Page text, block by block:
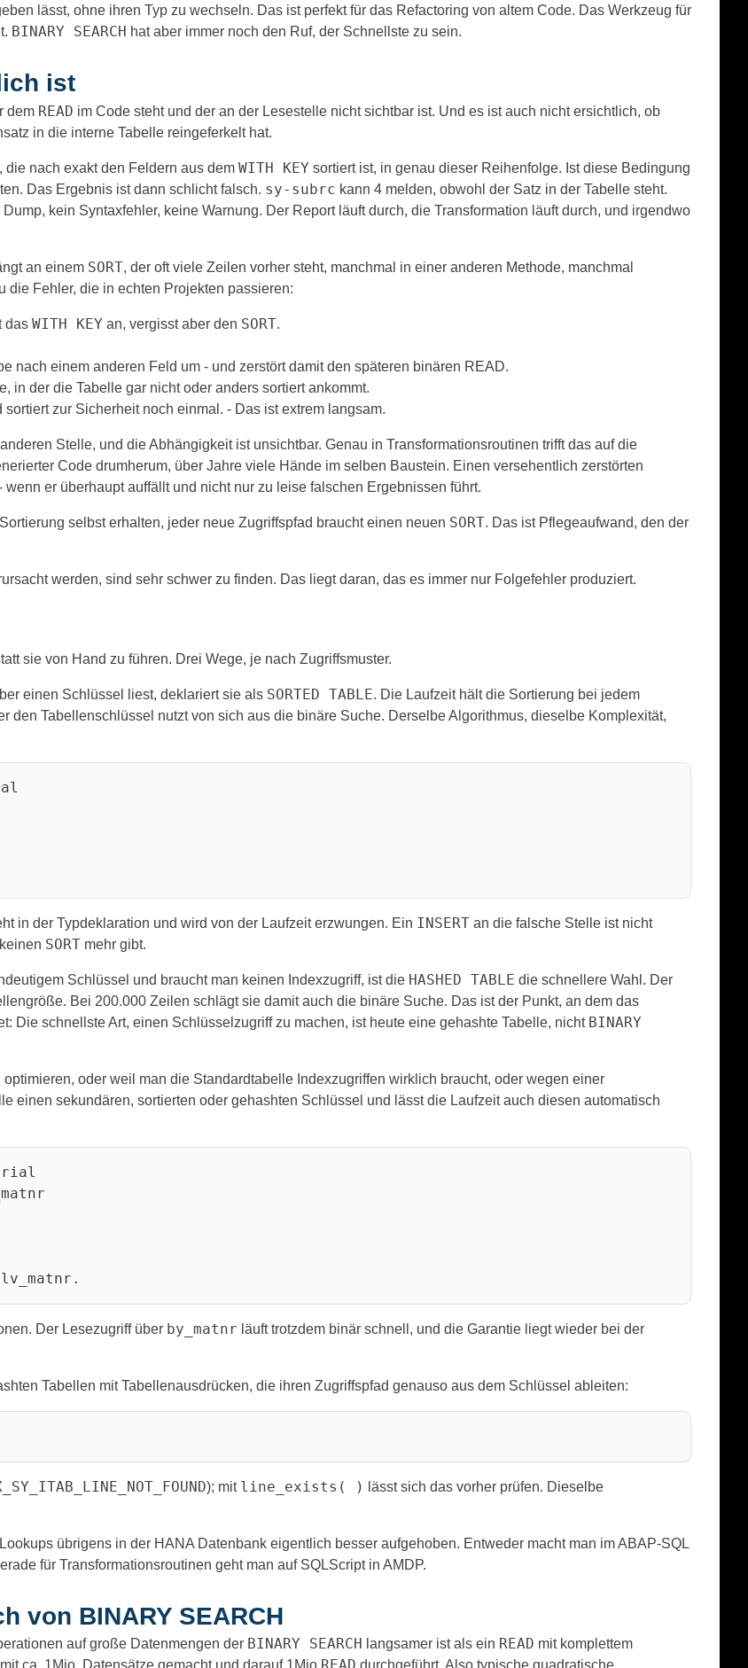
lässt, ohne ihren Typ zu wechseln. Das ist perfekt für das Refactoring von altem Code. Das Werkzeug für
BINARY SEARCH hat aber immer noch den Ruf, der Schnellste zu sein.
ist
dem READ im Code steht und der an der Lesestelle nicht sichtbar ist. Und es ist auch nicht ersichtlich, ob
in die interne Tabelle reingeferkelt hat.
nach exakt den Feldern aus dem WITH KEY sortiert ist, in genau dieser Reihenfolge. Ist diese Bedingung
Das Ergebnis ist dann schlicht falsch. sy-subrc kann 4 melden, obwohl der Satz in der Tabelle steht.
kein Syntaxfehler, keine Warnung. Der Report läuft durch, die Transformation läuft durch, und irgendwo
an einem SORT, der oft viele Zeilen vorher steht, manchmal in einer anderen Methode, manchmal
die Fehler, die in echten Projekten passieren:
das WITH KEY an, vergisst aber den SORT.
nach einem anderen Feld um - und zerstört damit den späteren binären READ.
in der die Tabelle gar nicht oder anders sortiert ankommt.
zur Sicherheit noch einmal. - Das ist extrem langsam.
Stelle, und die Abhängigkeit ist unsichtbar. Genau in Transformationsroutinen trifft das auf die
Code drumherum, über Jahre viele Hände im selben Baustein. Einen versehentlich zerstörten
er überhaupt auffällt und nicht nur zu leise falschen Ergebnissen führt.
selbst erhalten, jeder neue Zugriffspfad braucht einen neuen SORT. Das ist Pflegeaufwand, den der
werden, sind sehr schwer zu finden. Das liegt daran, das es immer nur Folgefehler produziert.
sie von Hand zu führen. Drei Wege, je nach Zugriffsmuster.
einen Schlüssel liest, deklariert sie als SORTED TABLE. Die Laufzeit hält die Sortierung bei jedem
den Tabellenschlüssel nutzt von sich aus die binäre Suche. Derselbe Algorithmus, dieselbe Komplexität,
in der Typdeklaration und wird von der Laufzeit erzwungen. Ein INSERT an die falsche Stelle ist nicht
SORT mehr gibt.
Schlüssel und braucht man keinen Indexzugriff, ist die HASHED TABLE die schnellere Wahl. Der
Bei 200.000 Zeilen schlägt sie damit auch die binäre Suche. Das ist der Punkt, an dem das
Die schnellste Art, einen Schlüsselzugriff zu machen, ist heute eine gehashte Tabelle, nicht BINARY
oder weil man die Standardtabelle Indexzugriffen wirklich braucht, oder wegen einer
einen sekundären, sortierten oder gehashten Schlüssel und lässt die Laufzeit auch diesen automatisch
Der Lesezugriff über by_matnr läuft trotzdem binär schnell, und die Garantie liegt wieder bei der
Tabellen mit Tabellenausdrücken, die ihren Zugriffspfad genauso aus dem Schlüssel ableiten:
); mit line_exists( )
lässt sich das vorher prüfen. Dieselbe
übrigens in der HANA Datenbank eigentlich besser aufgehoben. Entweder macht man im ABAP-SQL
für Transformationsroutinen geht man auf SQLScript in AMDP.
von BINARY SEARCH
auf große Datenmengen der BINARY SEARCH langsamer ist als ein READ mit komplettem